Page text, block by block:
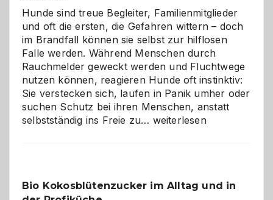
Hunde sind treue Begleiter, Familienmitglieder
und oft die ersten, die Gefahren wittern – doch
im Brandfall können sie selbst zur hilflosen
Falle werden. Während Menschen durch
Rauchmelder geweckt werden und Fluchtwege
nutzen können, reagieren Hunde oft instinktiv:
Sie verstecken sich, laufen in Panik umher oder
suchen Schutz bei ihren Menschen, anstatt
selbstständig ins Freie zu… Wenn
Gefahr
weiterlesen
Bio Kokosblütenzucker im Alltag und in